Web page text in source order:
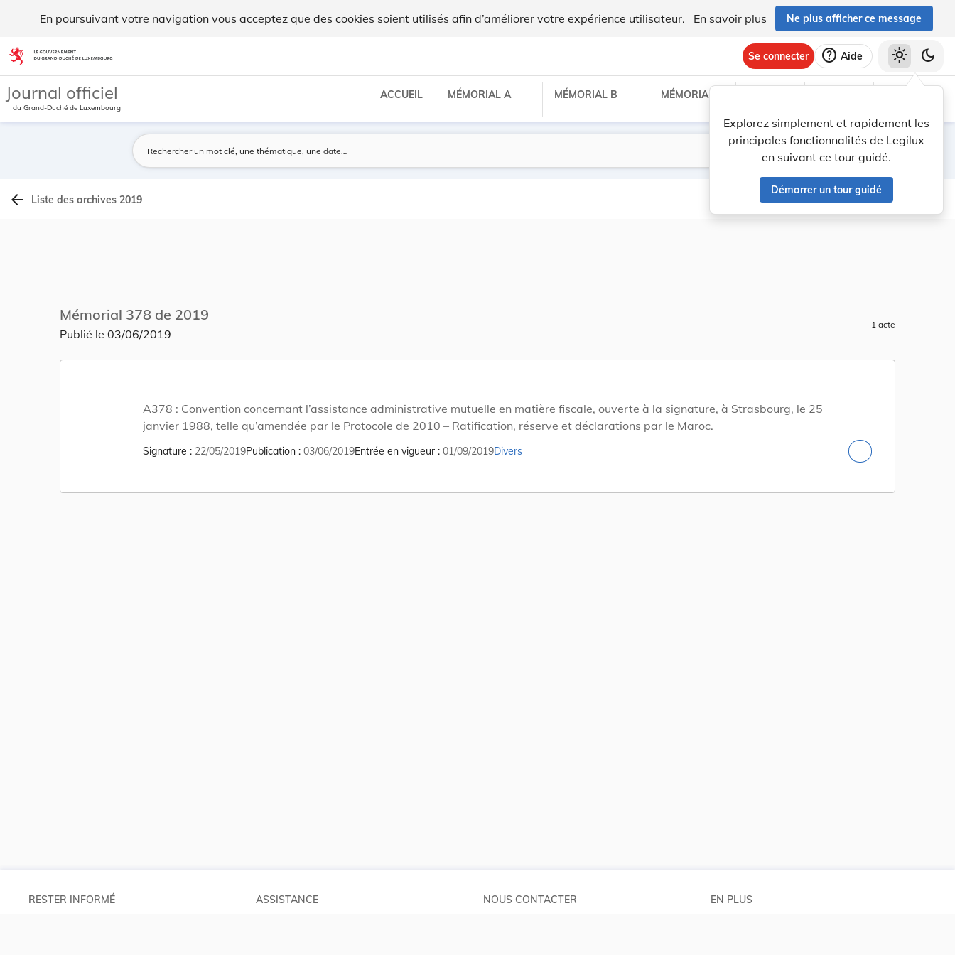
En poursuivant votre navigation vous acceptez que des cookies soient utilisés afin d’améliorer votre expérience utilisateur. En savoir plus Ne plus afficher ce message
Aller au contenu
Se connecter help Aide
Explorez simplement et rapidement les
principales fonctionnalités de Legilux
en suivant ce tour guidé.
Démarrer un tour guidé
light_mode dark_mode
Journal officiel
du Grand-Duché de Luxembourg
ACCUEIL MÉMORIAL A MÉMORIAL B MÉMORIAL C
Lancer la recherche
Filtres
arrow_back Liste des archives 2019
Mémorial 378 de 2019
Publié le 03/06/2019
1 acte
A378 : Convention concernant l’assistance administrative mutuelle en matière fiscale, ouverte à la signature, à Strasbourg, le 25
janvier 1988, telle qu’amendée par le Protocole de 2010 – Ratification, réserve et déclarations par le Maroc.
Signature 22/05/2019Publication 03/06/2019Entrée en vigueur 01/09/2019Divers
RESTER INFORMÉ ASSISTANCE NOUS CONTACTER EN PLUS